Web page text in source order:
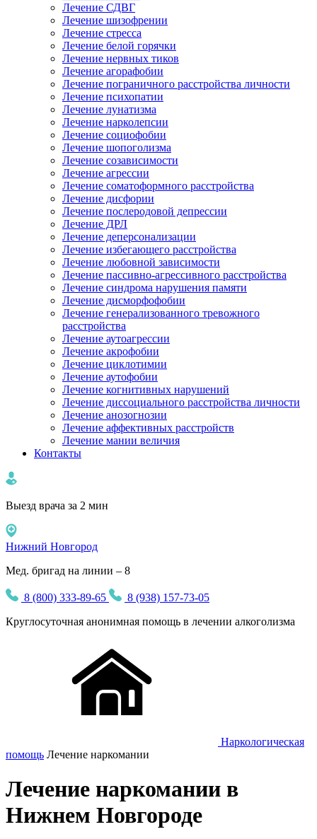
Лечение СДВГ
Лечение шизофрении
Лечение стресса
Лечение белой горячки
Лечение нервных тиков
Лечение агорафобии
Лечение пограничного расстройства личности
Лечение психопатии
Лечение лунатизма
Лечение нарколепсии
Лечение социофобии
Лечение шопоголизма
Лечение созависимости
Лечение агрессии
Лечение соматоформного расстройства
Лечение дисфории
Лечение послеродовой депрессии
Лечение ДРЛ
Лечение деперсонализации
Лечение избегающего расстройства
Лечение любовной зависимости
Лечение пассивно-агрессивного расстройства
Лечение синдрома нарушения памяти
Лечение дисморфофобии
Лечение генерализованного тревожного
расстройства
Лечение аутоагрессии
Лечение акрофобии
Лечение циклотимии
Лечение аутофобии
Лечение когнитивных нарушений
Лечение диссоциального расстройства личности
Лечение анозогнозии
Лечение аффективных расстройств
Лечение мании величия
Контакты
Выезд врача за 2 мин
Нижний Новгород
Мед. бригад на линии – 8
8 (800) 333-89-65
8 (938) 157-73-05
Круглосуточная анонимная помощь в лечении алкоголизма
Наркологическая
помощь Лечение наркомании
Лечение наркомании в
Нижнем Новгороде